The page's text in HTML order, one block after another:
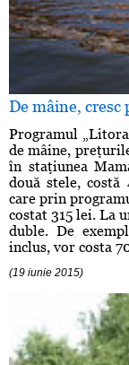
De mâine, cresc
Programul
de mâine,
în staţiunea
două stele,
care prin
costat 315 lei. La
duble. De
inclus, vor costa
(19 iunie 2015)